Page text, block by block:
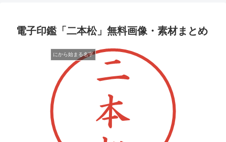
電子印鑑「二本松」無料画像・素材まとめ
にから始まる名字